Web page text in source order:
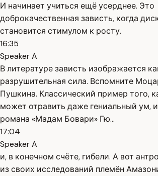
И начинает учиться ещё усерднее. Это
доброкачественная зависть, когда
становится стимулом к росту.
16:35
Speaker A
В литературе зависть изображается
разрушительная сила. Вспомните
Пушкина. Классический пример того,
может отравить даже гениальный ум,
романа «Мадам Бовари» Гю...
17:04
Speaker A
и, в конечном счёте, гибели. А вот
из своих исследований племён